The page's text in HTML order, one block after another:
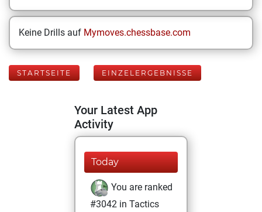
Keine Drills auf Mymoves.chessbase.com
STARTSEITE EINZELERGEBNISSE
Your Latest App
Activity
Today
You are ranked
#3042 in Tactics